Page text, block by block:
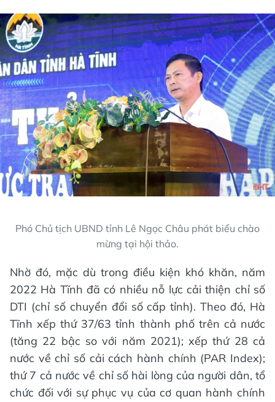
Phó Chủ tịch UBND tỉnh Lê Ngọc Châu phát biểu chào
mừng tại hội thảo.
Nhờ đó, mặc dù trong điều kiện khó khăn, năm
2022 Hà Tĩnh đã có nhiều nỗ lực cải thiện chỉ số
DTI (chỉ số chuyển đổi số cấp tỉnh). Theo đó, Hà
Tĩnh xếp thứ 37/63 tỉnh thành phố trên cả nước
(tăng 22 bậc so với năm 2021); xếp thứ 28 cả
nước về chỉ số cải cách hành chính (PAR Index);
thứ 7 cả nước về chỉ số hài lòng của người dân, tổ
chức đối với sự phục vụ của cơ quan hành chính